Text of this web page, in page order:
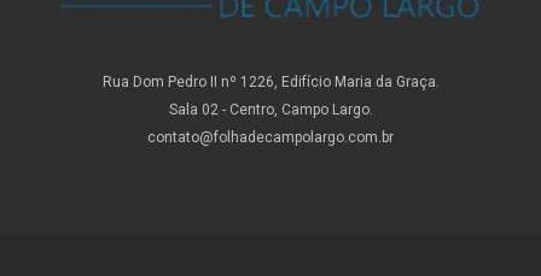
Rua Dom Pedro II nº 1226, Edifício Maria da Graça.
Sala 02 - Centro, Campo Largo.
contato@folhadecampolargo.com.br